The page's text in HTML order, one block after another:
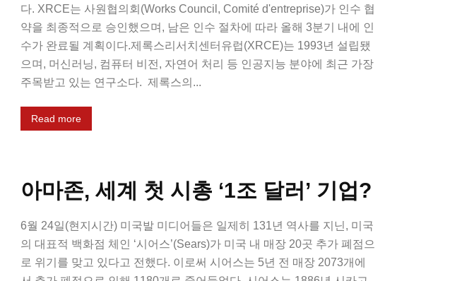
다. XRCE는 사원협의회(Works Council, Comité d'entreprise)가 인수 협
약을 최종적으로 승인했으며, 남은 인수 절차에 따라 올해 3분기 내에 인
수가 완료될 계획이다.제록스리서치센터유럽(XRCE)는 1993년 설립됐
으며, 머신러닝, 컴퓨터 비전, 자연어 처리 등 인공지능 분야에 최근 가장
주목받고 있는 연구소다. 제록스의...
Read more
아마존, 세계 첫 시총 ‘1조 달러’ 기업?
6월 24일(현지시간) 미국발 미디어들은 일제히 131년 역사를 지닌, 미국
의 대표적 백화점 체인 ‘시어스’(Sears)가 미국 내 매장 20곳 추가 폐점으
로 위기를 맞고 있다고 전했다. 이로써 시어스는 5년 전 매장 2073개에